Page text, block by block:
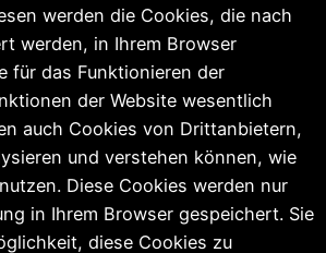
werden die Cookies, die nach
werden, in Ihrem Browser
für das Funktionieren der
der Website wesentlich
auch Cookies von Drittanbietern,
und verstehen können, wie
Diese Cookies werden nur
in Ihrem Browser gespeichert. Sie
diese Cookies zu